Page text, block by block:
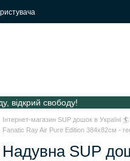
відкрий свободу!
Інтернет-магазин SUP дошок в Україні
Fanatic Ray Air Pure Edition 384х82см -
Надувна SUP